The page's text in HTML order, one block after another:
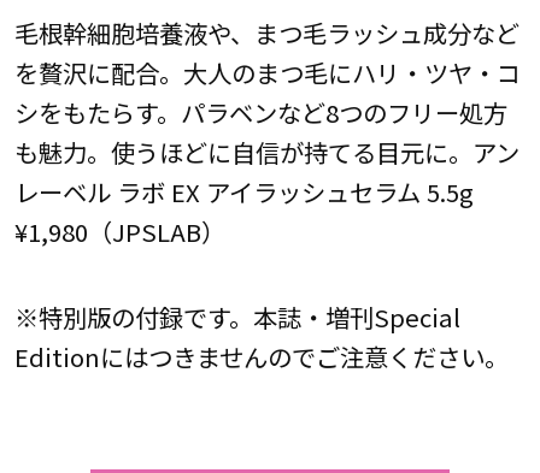
毛根幹細胞培養液や、まつ毛ラッシュ成分など
を贅沢に配合。大人のまつ毛にハリ・ツヤ・コ
シをもたらす。パラベンなど8つのフリー処方
も魅力。使うほどに自信が持てる目元に。アン
レーベル ラボ EX アイラッシュセラム 5.5g
¥1,980（JPSLAB）
※特別版の付録です。本誌・増刊Special
Editionにはつきませんのでご注意ください。